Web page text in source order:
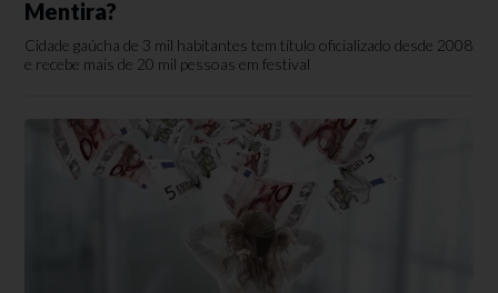
Mentira?
Cidade gaúcha de 3 mil habitantes tem título oficializado desde 2008
e recebe mais de 20 mil pessoas em festival